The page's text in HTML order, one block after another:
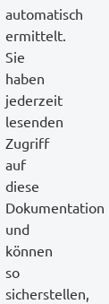
automatisch
ermittelt.
Sie
haben
jederzeit
lesenden
Zugriff
auf
diese
Dokumentation
und
können
so
sicherstellen,